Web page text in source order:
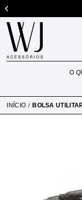
INÍCIO BOLSA